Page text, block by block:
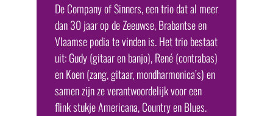
De Company of Sinners, een trio dat al meer
dan 30 jaar op de Zeeuwse, Brabantse en
Vlaamse podia te vinden is. Het trio bestaat
uit: Gudy (gitaar en banjo), René (contrabas)
en Koen (zang, gitaar, mondharmonica’s) en
samen zijn ze verantwoordelijk voor een
flink stukje Americana, Country en Blues.